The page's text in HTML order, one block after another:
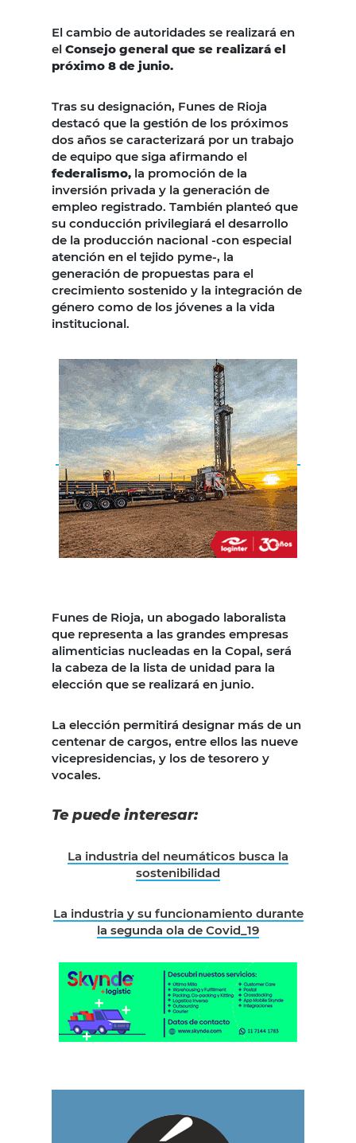
El cambio de autoridades se realizará en
el Consejo general que se realizará el
próximo 8 de junio.
Tras su designación, Funes de Rioja
destacó que la gestión de los próximos
dos años se caracterizará por un trabajo
de equipo que siga afirmando el
federalismo, la promoción de la
inversión privada y la generación de
empleo registrado. También planteó que
su conducción privilegiará el desarrollo
de la producción nacional -con especial
atención en el tejido pyme-, la
generación de propuestas para el
crecimiento sostenido y la integración de
género como de los jóvenes a la vida
institucional.
Funes de Rioja, un abogado laboralista
que representa a las grandes empresas
alimenticias nucleadas en la Copal, será
la cabeza de la lista de unidad para la
elección que se realizará en junio.
La elección permitirá designar más de un
centenar de cargos, entre ellos las nueve
vicepresidencias, y los de tesorero y
vocales.
Te puede interesar:
La industria del neumáticos busca la
sostenibilidad
La industria y su funcionamiento durante
la segunda ola de Covid_19